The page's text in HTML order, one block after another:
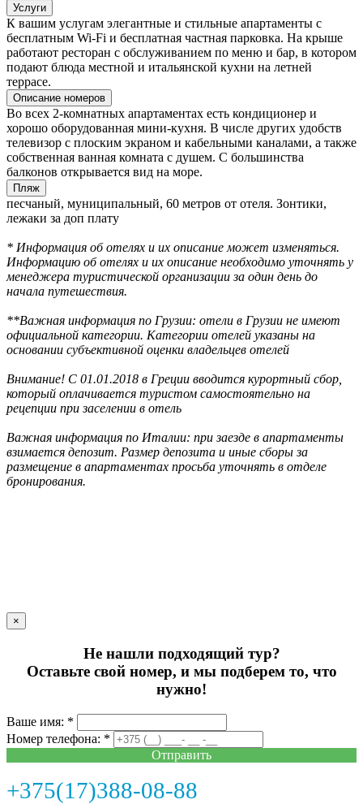
Услуги
К вашим услугам элегантные и стильные апартаменты с
бесплатным Wi-Fi и бесплатная частная парковка. На крыше
работают ресторан с обслуживанием по меню и бар, в котором
подают блюда местной и итальянской кухни на летней
террасе.
Описание номеров
Во всех 2-комнатных апартаментах есть кондиционер и
хорошо оборудованная мини-кухня. В числе других удобств
телевизор с плоским экраном и кабельными каналами, а также
собственная ванная комната с душем. С большинства
балконов открывается вид на море.
Пляж
песчаный, муниципальный, 60 метров от отеля. Зонтики,
лежаки за доп плату
* Информация об отелях и их описание может изменяться.
Информацию об отелях и их описание необходимо уточнять у
менеджера туристической организации за один день до
начала путешествия.
**Важная информация по Грузии: отели в Грузии не имеют
официальной категории. Категории отелей указаны на
основании субъективной оценки владельцев отелей
Внимание! С 01.01.2018 в Греции вводится курортный сбор,
который оплачивается туристом самостоятельно на
рецепции при заселении в отель
Важная информация по Италии: при заезде в апартаменты
взимается депозит. Размер депозита и иные сборы за
размещение в апартаментах просьба уточнять в отделе
бронирования.
×
Не нашли подходящий тур?
Оставьте свой номер, и мы подберем то, что
нужно!
Ваше имя: *
Номер телефона: *
Отправить
+375(17)388-08-88